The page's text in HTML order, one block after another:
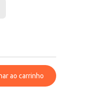
ao carrinho